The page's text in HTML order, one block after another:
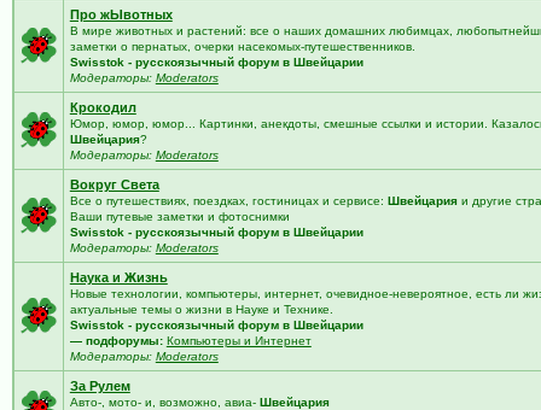
Про жЫвотных
В мире животных и растений: все о наших домашних любимцах,
заметки о пернатых, очерки насекомых-путешественников.
Swisstok - русскоязычный форум в Швейцарии
Модераторы: Moderators
Крокодил
Юмор, юмор, юмор... Картинки, анекдоты, смешные ссылки и истории.
Швейцария?
Модераторы: Moderators
Вокруг Света
Все о путешествиях, поездках, гостиницах и сервисе: Швейцарияи другие
Ваши путевые заметки и фотоснимки
Swisstok - русскоязычный форум в Швейцарии
Модераторы: Moderators
Наука и Жизнь
Новые технологии, компьютеры, интернет, очевидное-невероятное, есть ли
актуальные темы о жизни в Науке и Технике.
Swisstok - русскоязычный форум в Швейцарии
— подфорумы: Компьютеры и Интернет
Модераторы: Moderators
За Рулем
Авто-, мото- и, возможно, авиа- Швейцария